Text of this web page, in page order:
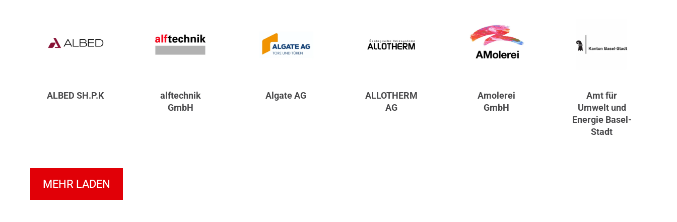
ALBED SH.P.K
alftechnik
GmbH
Algate AG
ALLOTHERM
AG
Amolerei
GmbH
Amt für
Umwelt und
Energie Basel-
Stadt
MEHR LADEN